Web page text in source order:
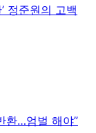
정준원의 고백
환…엄벌 해야”